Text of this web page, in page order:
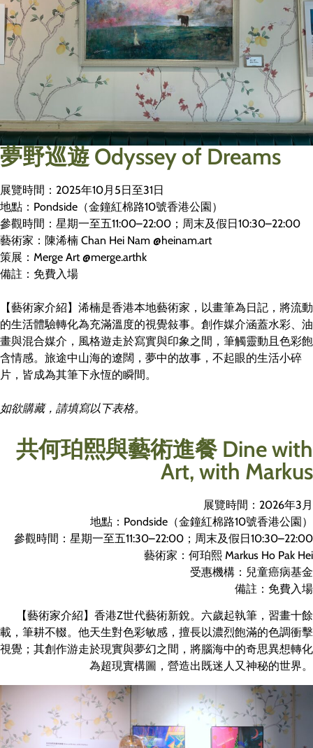
夢野巡遊 Odyssey of Dreams
展覽時間：2025年10月5日至31日
地點：Pondside（金鐘紅棉路10號香港公園）
參觀時間：星期一至五11:00–22:00；周末及假日10:30–22:00
藝術家：陳浠楠 Chan Hei Nam @heinam.art
策展：Merge Art @merge.arthk
備註：免費入場
【藝術家介紹】浠楠是香港本地藝術家，以畫筆為日記，將流動
的生活體驗轉化為充滿溫度的視覺敍事。創作媒介涵蓋水彩、油
畫與混合媒介，風格遊走於寫實與印象之間，筆觸靈動且色彩飽
含情感。旅途中山海的遼闊，夢中的故事，不起眼的生活小碎
片，皆成為其筆下永恆的瞬間。
如欲購藏，請填寫以下表格。
共何珀熙與藝術進餐 Dine with
Art, with Markus
展覽時間：2026年3月
地點：Pondside（金鐘紅棉路10號香港公園）
參觀時間：星期一至五11:30–22:00；周末及假日10:30–22:00
藝術家：何珀熙 Markus Ho Pak Hei
受惠機構：兒童癌病基金
備註：免費入場
【藝術家介紹】香港Z世代藝術新銳。六歲起執筆，習畫十餘
載，筆耕不輟。他天生對色彩敏感，擅長以濃烈飽滿的色調衝擊
視覺；其創作游走於現實與夢幻之間，將腦海中的奇思異想轉化
為超現實構圖，營造出既迷人又神秘的世界。